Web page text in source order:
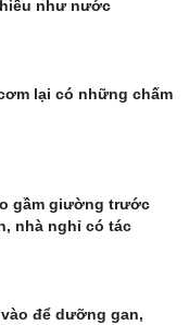
như nước
lại có những chấm
gầm giường trước
nhà nghỉ có tác
để dưỡng gan,